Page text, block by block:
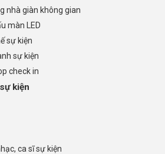
nhà giàn không gian
màn LED
sự kiện
sự kiện
check in
kiện
ca sĩ sự kiện